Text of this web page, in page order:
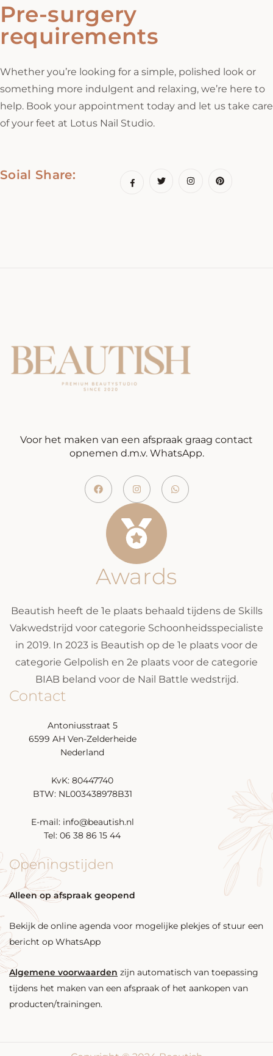
Pre-surgery
requirements
Whether you’re looking for a simple, polished look or
something more indulgent and relaxing, we’re here to
help. Book your appointment today and let us take care
of your feet at Lotus Nail Studio.
Soial Share:
Awards
Beautish heeft de 1e plaats behaald tijdens de Skills
Vakwedstrijd voor categorie Schoonheidsspecialiste
in 2019. In 2023 is Beautish op de 1e plaats voor de
categorie Gelpolish en 2e plaats voor de categorie
BIAB beland voor de Nail Battle wedstrijd.
Voor het maken van een afspraak graag contact
opnemen d.m.v. WhatsApp.
Contact
Antoniusstraat 5
6599 AH Ven-Zelderheide
Nederland
KvK: 80447740
BTW: NL003438978B31
E-mail: info@beautish.nl
Tel: 06 38 86 15 44
Openingstijden
Alleen op afspraak geopend
Bekijk de online agenda voor mogelijke plekjes of stuur een
bericht op WhatsApp
Algemene voorwaarden zijn automatisch van toepassing
tijdens het maken van een afspraak of het aankopen van
producten/trainingen.